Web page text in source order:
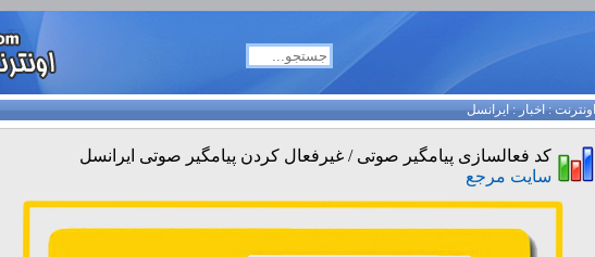
اونترنت:اخبار:ایرانسل
کد فعالسازی پیامگیر صوتی / غیرفعال کردن پیامگیر صوتی ایرانسل
سایت مرجع